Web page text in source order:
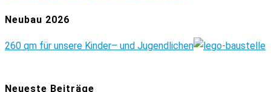
Neubau 2026
260 qm für unsere Kinder– und Jugendlichen
Neueste Beiträge